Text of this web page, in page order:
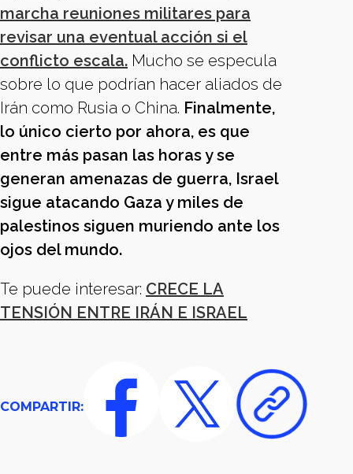
marcha reuniones militares para
revisar una eventual acción si el
conflicto escala. Mucho se especula
sobre lo que podrían hacer aliados de
Irán como Rusia o China. Finalmente,
lo único cierto por ahora, es que
entre más pasan las horas y se
generan amenazas de guerra, Israel
sigue atacando Gaza y miles de
palestinos siguen muriendo ante los
ojos del mundo.
Te puede interesar: CRECE LA
TENSIÓN ENTRE IRÁN E ISRAEL
COMPARTIR: